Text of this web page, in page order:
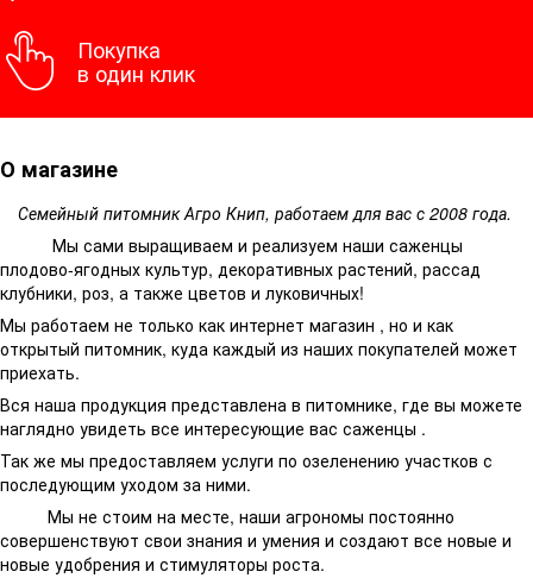
Покупка
в один клик
О магазине
Семейный питомник Агро Книп, работаем для вас с 2008 года.
Мы сами выращиваем и реализуем наши саженцы
плодово-ягодных культур, декоративных растений, рассад
клубники, роз, а также цветов и луковичных!
Мы работаем не только как интернет магазин , но и как
открытый питомник, куда каждый из наших покупателей может
приехать.
Вся наша продукция представлена в питомнике, где вы можете
наглядно увидеть все интересующие вас саженцы .
Так же мы предоставляем услуги по озеленению участков с
последующим уходом за ними.
Мы не стоим на месте, наши агрономы постоянно
совершенствуют свои знания и умения и создают все новые и
новые удобрения и стимуляторы роста.